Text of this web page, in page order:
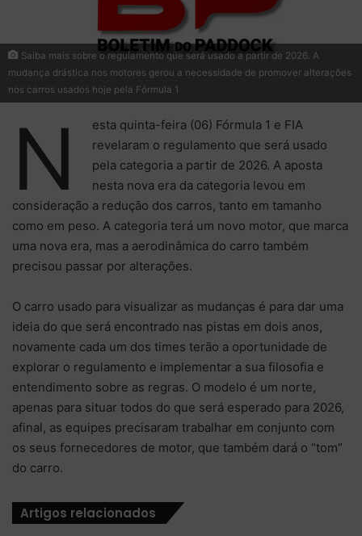
Saiba mais sobre o regulamento que será usado a partir de 2026. A
mudança drástica nos motores gerou a necessidade de promover alterações
nos carros usados hoje pela Fórmula 1
N
esta quinta-feira (06) Fórmula 1 e FIA
revelaram o regulamento que será usado
pela categoria a partir de 2026. A aposta
nesta nova era da categoria levou em
consideração a redução dos carros, tanto em tamanho
como em peso. A categoria terá um novo motor, que marca
uma nova era, mas a aerodinâmica do carro também
precisou passar por alterações.
O carro usado para visualizar as mudanças é para dar uma
ideia do que será encontrado nas pistas em dois anos,
novamente cada um dos times terão a oportunidade de
explorar o regulamento e implementar a sua filosofia e
entendimento sobre as regras. O modelo é um norte,
apenas para situar todos do que será esperado para 2026,
afinal, as equipes precisaram trabalhar em conjunto com
os seus fornecedores de motor, que também dará o “tom”
do carro.
Artigos relacionados